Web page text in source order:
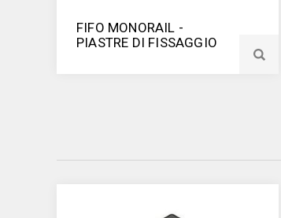
FIFO MONORAIL -
PIASTRE DI FISSAGGIO